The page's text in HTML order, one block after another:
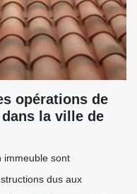
opérations de
la ville de
immeuble sont
dus aux